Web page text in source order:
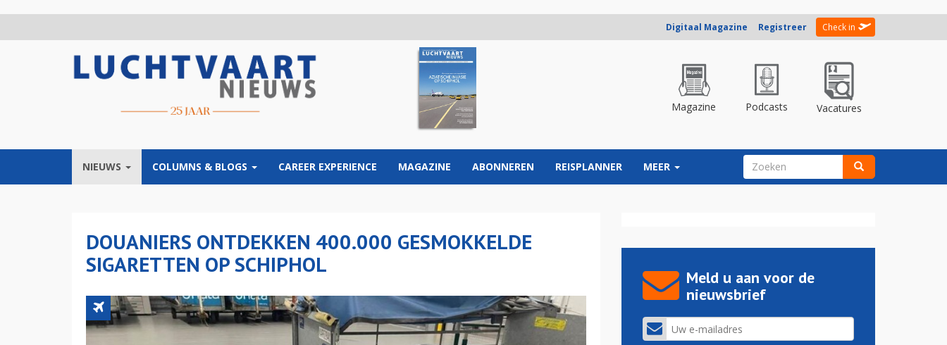
Digitaal Magazine Registreer Check in
Magazine Podcasts Vacatures
NIEUWS COLUMNS & BLOGS CAREER EXPERIENCE MAGAZINE ABONNEREN REISPLANNER MEER ZOEKVELD
DOUANIERS ONTDEKKEN 400.000 GESMOKKELDE
SIGARETTEN OP SCHIPHOL
Meld u aan voor de
nieuwsbrief